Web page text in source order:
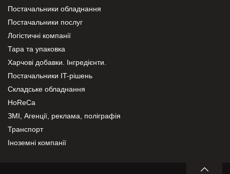
Постачальники обладнання
Постачальники послуг
Логістичні компанії
Тара та упаковка
Харчові добавки. Інгредієнти.
Постачальники IT-рішень
Складське обладнання
HoReCa
ЗМІ, Агенції, реклама, поліграфія
Транспорт
Іноземні компанії